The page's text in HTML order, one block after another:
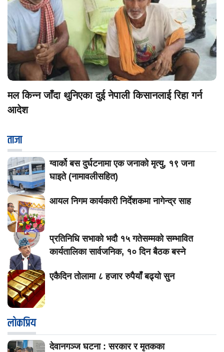
मल किन्न जाँदा थुनिएका दुई नेपाली किसानलाई रिहा गर्न
आदेश
ताजा
ग्वार्को बस दुर्घटनामा एक जनाको मृत्यु, १९ जना
घाइते (नामावलीसहित)
आयल निगम कार्यकारी निर्देशकमा नागेन्द्र साह
प्रतिनिधि सभाको भदौ १५ गतेसम्मको सम्भावित
कार्यतालिका सार्वजनिक, १० दिन बैठक बस्ने
एकैदिन तोलामा ८ हजार रुपैयाँ बढ्यो सुन
लाेकप्रिय
देवानगञ्ज घटना : सरकार र मृतकका